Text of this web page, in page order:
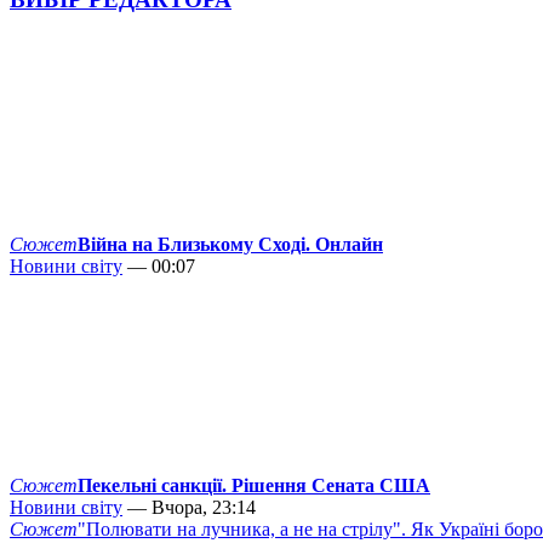
СюжетВійна на Близькому Сході. Онлайн
Новини світу — 00:07
СюжетПекельні санкції. Рішення Сената США
Новини світу — Вчора, 23:14
Сюжет"Полювати на лучника, а не на стрілу". Як Україні